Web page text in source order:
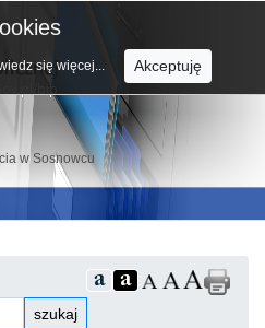
w Sosnowcu
szukaj
się więcej... Akceptuję